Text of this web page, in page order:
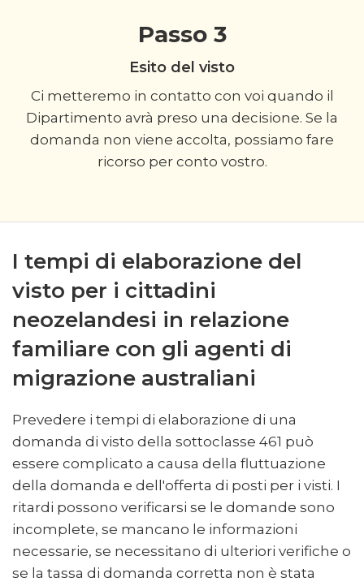
Passo 3
Esito del visto
Ci metteremo in contatto con voi quando il
Dipartimento avrà preso una decisione. Se la
domanda non viene accolta, possiamo fare
ricorso per conto vostro.
I tempi di elaborazione del
visto per i cittadini
neozelandesi in relazione
familiare con gli agenti di
migrazione australiani
Prevedere i tempi di elaborazione di una
domanda di visto della sottoclasse 461 può
essere complicato a causa della fluttuazione
della domanda e dell'offerta di posti per i visti. I
ritardi possono verificarsi se le domande sono
incomplete, se mancano le informazioni
necessarie, se necessitano di ulteriori verifiche o
se la tassa di domanda corretta non è stata